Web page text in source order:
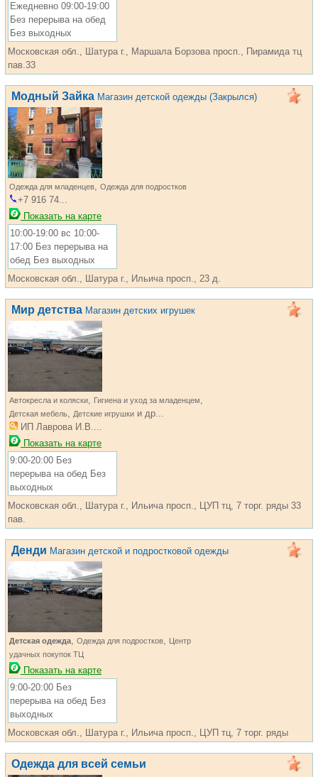
Ежедневно 09:00-19:00
Без перерыва на обед
Без выходных
Московская обл., Шатура г., Маршала Борзова просп., Пирамида тц
пав.33
Модный Зайка Магазин детской одежды (Закрылся)
Одежда для младенцев, Одежда для подростков
+7 916 74...
Показать на карте
10:00-19:00 вс 10:00-
17:00 Без перерыва на
обед Без выходных
Московская обл., Шатура г., Ильича просп., 23 д.
Мир детства Магазин детских игрушек
Автокресла и коляски, Гигиена и уход за младенцем,
Детская мебель, Детские игрушки и др...
ИП Лаврова И.В....
Показать на карте
9:00-20:00 Без
перерыва на обед Без
выходных
Московская обл., Шатура г., Ильича просп., ЦУП тц, 7 торг. ряды 33
пав.
Денди Магазин детской и подростковой одежды
Детская одежда, Одежда для подростков, Центр
удачных покупок ТЦ
Показать на карте
9:00-20:00 Без
перерыва на обед Без
выходных
Московская обл., Шатура г., Ильича просп., ЦУП тц, 7 торг. ряды
Одежда для всей семьи